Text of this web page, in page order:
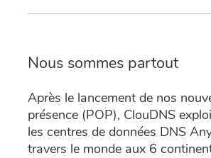
Nous sommes partout
Après le lancement de nos
présence (POP), ClouDNS
les centres de données DNS
travers le monde aux 6